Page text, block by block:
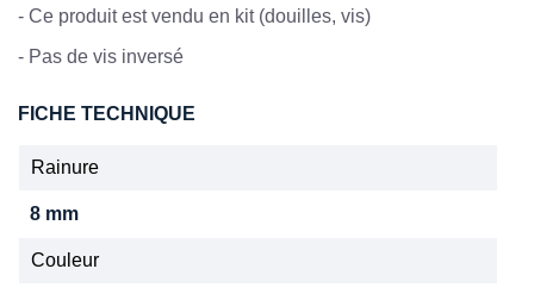
- Ce produit est vendu en kit (douilles, vis)
- Pas de vis inversé
FICHE TECHNIQUE
Rainure
8 mm
Couleur